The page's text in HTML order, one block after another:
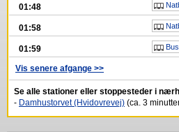
01:48
01:58
01:59
Vis senere afgange >>
Se alle stationer eller stoppesteder i
- Damhustorvet (Hvidovrevej) (ca. 3